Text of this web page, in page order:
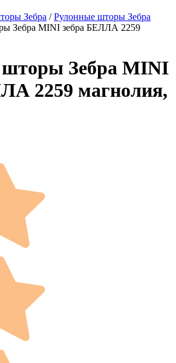
Зебра / Рулонные шторы Зебра
Зебра MINI зебра БЕЛЛА 2259
Зебра MINI
2259 магнолия,